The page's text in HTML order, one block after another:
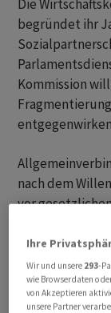
Die
begründet ihr
Kommission
nach dem
vor
gutgeheissen
WAK-S dem
Die
Ihre
Wir und unsere 293-
wie Browserdaten
von Akzeptieren
unsere Partner